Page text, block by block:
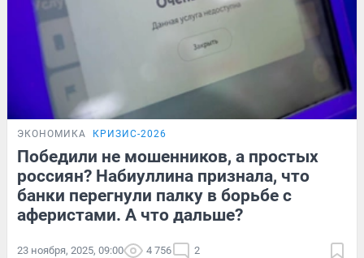
ЭКОНОМИКА КРИЗИС-2026
Победили не мошенников, а простых
россиян? Набиуллина признала, что
банки перегнули палку в борьбе с
аферистами. А что дальше?
23 ноября, 2025, 09:00 4 756 2